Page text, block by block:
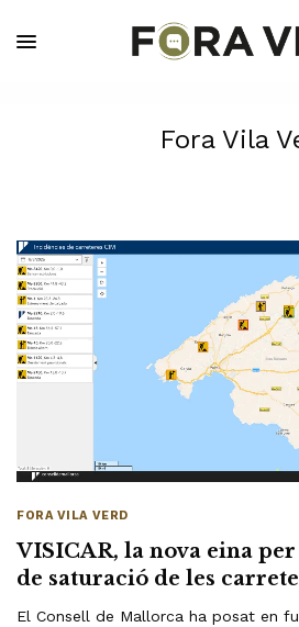
Fora Vila
FORA VILA VERD
VISICAR, la nova eina
de saturació de les
El Consell de Mallorca ha posat en